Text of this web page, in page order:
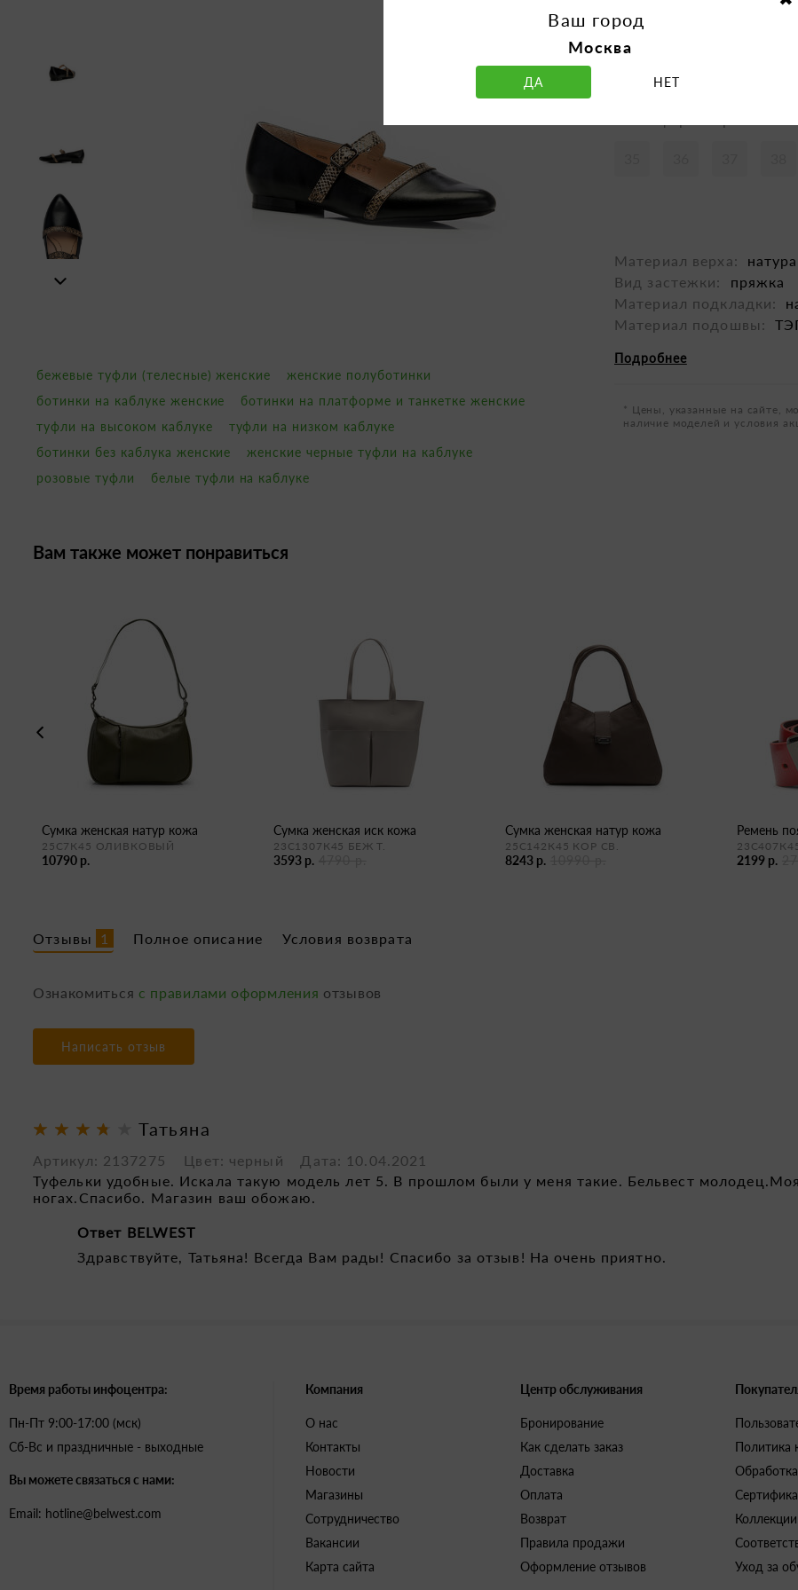
бежевые туфли (телесные) женские
женские полуботинки
ботинки на каблуке женские
ботинки на платформе и танкетке женские
туфли на высоком каблуке
туфли на низком каблуке
ботинки без каблука женские
женские черные туфли на каблуке
розовые туфли
белые туфли на каблуке
Материал верха:
Вид застежки:
пряжка
Материал подкладки:
Материал подошвы:
Подробнее
* Цены, указанные на сайте,
наличие моделей и условия
Вам также может понравиться
сумка женская натур кожа
25С7К45 ОЛИВКОВЫЙ
10790 р.
сумка женская иск кожа
23С1307К45 БЕЖ Т.
3593 р.
сумка женская натур кожа
25С142К45 КОР СВ.
8243 р.
ремень
2199 р.
Отзывы 1 Полное описание Условия возврата
Ознакомиться с правилами оформления отзывов
Написать отзыв
Татьяна
Артикул: 2137275 Цвет: черный
Дата: 10.04.2021
Туфельки удобные. Искала такую модель лет 5. В прошлом были у меня такие. Бельвест
ногах.Спасибо. Магазин ваш обожаю.
Ответ BELWEST
Здравствуйте, Татьяна! Всегда Вам рады! Спасибо за отзыв! На очень приятно.
Время работы инфоцентра:
Пн-Пт 9:00-17:00 (мск)
Сб-Вс и праздничные - выходные
Вы можете связаться с нами:
Email: hotline@belwest.com
Компания
О нас
Контакты
Новости
Магазины
Сотрудничество
Вакансии
Карта сайта
Центр обслуживания
Бронирование
Как сделать заказ
Доставка
Оплата
Возврат
Правила продажи
Оформление отзывов
Политика
Коллекции
Уход за
Москва
ДА НЕТ
Ваш город